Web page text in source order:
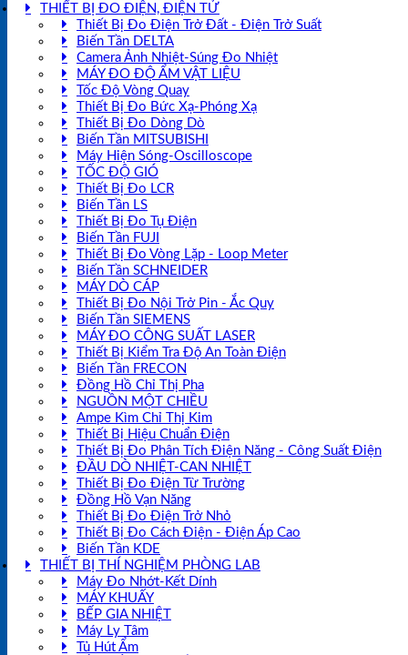
THIẾT BỊ ĐO ĐIỆN, ĐIỆN TỬ
Thiết Bị Đo Điện Trở Đất - Điện Trở Suất
Biến Tần DELTA
Camera Ảnh Nhiệt-Súng Đo Nhiệt
MÁY ĐO ĐỘ ẨM VẬT LIỆU
Tốc Độ Vòng Quay
Thiết Bị Đo Bức Xạ-Phóng Xạ
Thiết Bị Đo Dòng Dò
Biến Tần MITSUBISHI
Máy Hiện Sóng-Oscilloscope
TỐC ĐỘ GIÓ
Thiết Bị Đo LCR
Biến Tần LS
Thiết Bị Đo Tụ Điện
Biến Tần FUJI
Thiết Bị Đo Vòng Lặp - Loop Meter
Biến Tần SCHNEIDER
MÁY DÒ CÁP
Thiết Bị Đo Nội Trở Pin - Ắc Quy
Biến Tần SIEMENS
MÁY ĐO CÔNG SUẤT LASER
Thiết Bị Kiểm Tra Độ An Toàn Điện
Biến Tần FRECON
Đồng Hồ Chỉ Thị Pha
NGUỒN MỘT CHIỀU
Ampe Kìm Chỉ Thị Kim
Thiết Bị Hiệu Chuẩn Điện
Thiết Bị Đo Phân Tích Điện Năng - Công Suất Điện
ĐẦU DÒ NHIỆT-CAN NHIỆT
Thiết Bị Đo Điện Từ Trường
Đồng Hồ Vạn Năng
Thiết Bị Đo Điện Trở Nhỏ
Thiết Bị Đo Cách Điện - Điện Áp Cao
Biến Tần KDE
THIẾT BỊ THÍ NGHIỆM PHÒNG LAB
Máy Đo Nhớt-Kết Dính
MÁY KHUẤY
BẾP GIA NHIỆT
Máy Ly Tâm
Tủ Hút Ẩm